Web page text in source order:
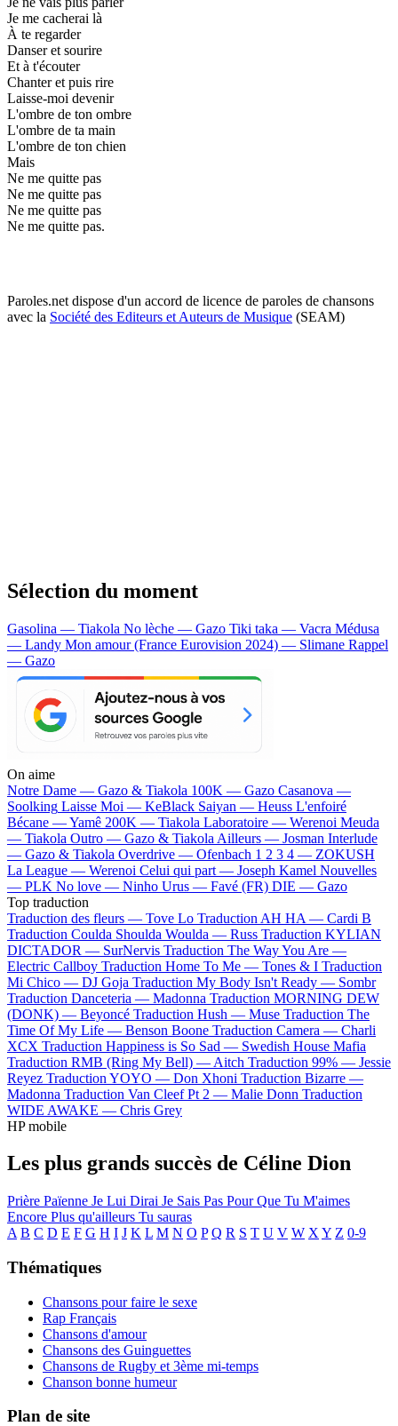
Je me cacherai là
À te regarder
Danser et sourire
Et à t'écouter
Chanter et puis rire
Laisse-moi devenir
L'ombre de ton ombre
L'ombre de ta main
L'ombre de ton chien
Mais
Ne me quitte pas
Ne me quitte pas
Ne me quitte pas
Ne me quitte pas.
Paroles.net dispose d'un accord de licence de paroles de chansons
avec la Société des Editeurs et Auteurs de Musique (SEAM)
Sélection du moment
Gasolina — Tiakola No lèche — Gazo Tiki taka — Vacra Médusa
— Landy Mon amour (France Eurovision 2024) — Slimane Rappel
— Gazo
On aime
Notre Dame — Gazo & Tiakola 100K — Gazo Casanova —
Soolking Laisse Moi — KeBlack Saiyan — Heuss L'enfoiré
Bécane —Yamê 200K — Tiakola Laboratoire — Werenoi Meuda
— Tiakola Outro — Gazo & Tiakola Ailleurs — Josman Interlude
— Gazo & Tiakola Overdrive — Ofenbach 1 2 3 4 — ZOKUSH
La League — Werenoi Celui qui part — Joseph Kamel Nouvelles
— PLK No love — Ninho Urus — Favé (FR) DIE — Gazo
Top traduction
Traduction des fleurs — Tove Lo Traduction AH HA — Cardi B
Traduction Coulda Shoulda Woulda — Russ Traduction KYLIAN
DICTADOR — SurNervis Traduction The Way You Are —
Electric Callboy Traduction Home To Me — Tones & I Traduction
Mi Chico — DJ Goja Traduction My Body Isn't Ready — Sombr
Traduction Danceteria — Madonna Traduction MORNING DEW
(DONK) — Beyoncé Traduction Hush — Muse Traduction The
Time Of My Life — Benson Boone Traduction Camera — Charli
XCX Traduction Happiness is So Sad — Swedish House Mafia
Traduction RMB (Ring My Bell) — Aitch Traduction 99% — Jessie
Reyez Traduction YOYO — Don Xhoni Traduction Bizarre —
Madonna Traduction Van Cleef Pt 2 — Malie Donn Traduction
WIDE AWAKE — Chris Grey
HP mobile
Les plus grands succès de Céline Dion
Prière Païenne Je Lui Dirai Je Sais Pas Pour Que Tu M'aimes
Encore Plus qu'ailleurs Tu sauras
A B C D E F G H I J K L M N O P Q R S T U V W X Y Z 0-9
Thématiques
Chansons pour faire le sexe
Rap Français
Chansons d'amour
Chansons des Guinguettes
Chansons de Rugby et 3ème mi-temps
Chanson bonne humeur
Plan de site